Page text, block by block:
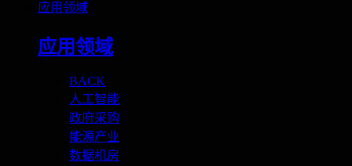
应用领域
应用领域
BACK
人工智能
政府采购
能源产业
数据机房